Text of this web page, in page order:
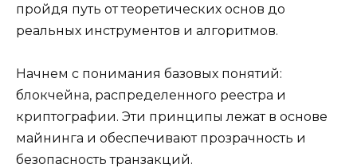
пройдя путь от теоретических основ до
реальных инструментов и алгоритмов.
Начнем с понимания базовых понятий:
блокчейна, распределенного реестра и
криптографии. Эти принципы лежат в основе
майнинга и обеспечивают прозрачность и
безопасность транзакций.